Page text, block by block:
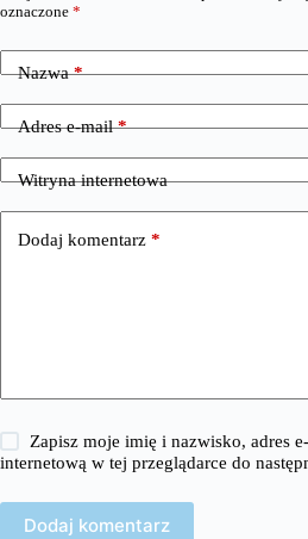
oznaczone *
Nazwa*
Adres e-mail*
Witryna internetowa
Dodaj komentarz *
Zapisz moje imię i nazwisko, adres
internetową w tej przeglądarce do
Dodaj komentarz